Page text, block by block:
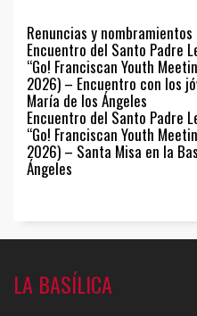
Renuncias y nombramientos
Encuentro del Santo Padre
“Go! Franciscan Youth
2026) – Encuentro con los
María de los Ángeles
Encuentro del Santo Padre
“Go! Franciscan Youth
2026) – Santa Misa en la
Ángeles
LA BASÍLICA